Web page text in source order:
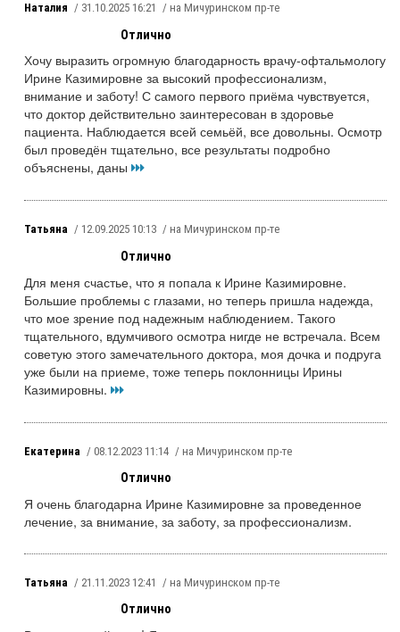
Наталия / 31.10.2025 16:21 / на Мичуринском пр-те
Отлично
Хочу выразить огромную благодарность врачу-офтальмологу
Ирине Казимировне за высокий профессионализм,
внимание и заботу! С самого первого приёма чувствуется,
что доктор действительно заинтересован в здоровье
пациента. Наблюдается всей семьёй, все довольны. Осмотр
был проведён тщательно, все результаты подробно
объяснены, даны
Татьяна / 12.09.2025 10:13 / на Мичуринском пр-те
Отлично
Для меня счастье, что я попала к Ирине Казимировне.
Большие проблемы с глазами, но теперь пришла надежда,
что мое зрение под надежным наблюдением. Такого
тщательного, вдумчивого осмотра нигде не встречала. Всем
советую этого замечательного доктора, моя дочка и подруга
уже были на приеме, тоже теперь поклонницы Ирины
Казимировны.
Екатерина / 08.12.2023 11:14 / на Мичуринском пр-те
Отлично
Я очень благодарна Ирине Казимировне за проведенное
лечение, за внимание, за заботу, за профессионализм.
Татьяна / 21.11.2023 12:41 / на Мичуринском пр-те
Отлично